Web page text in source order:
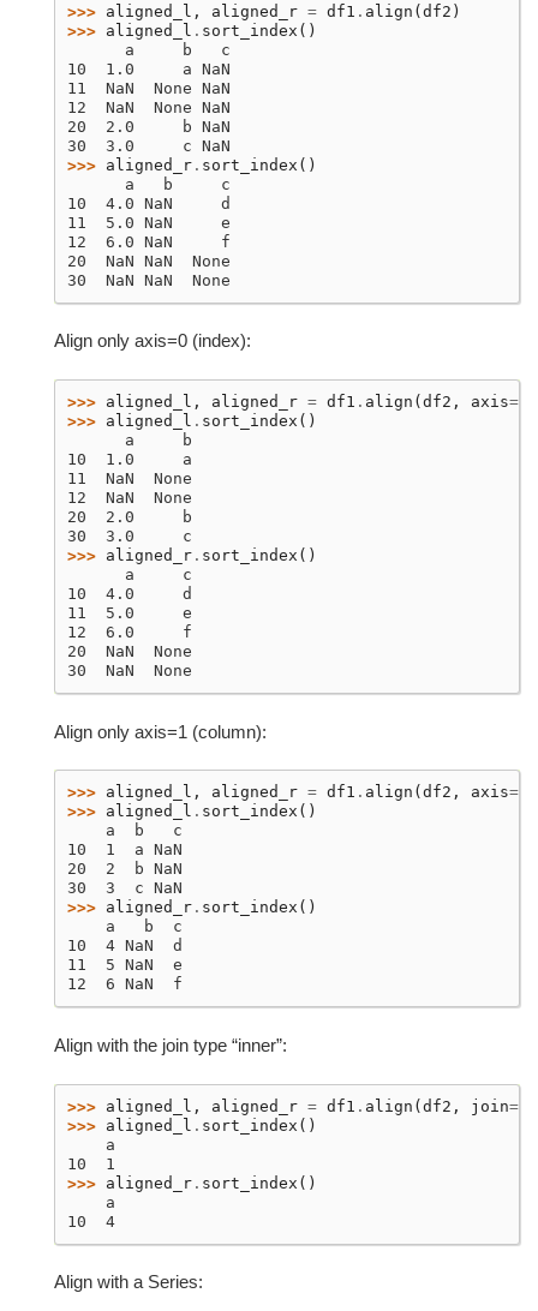
>>> aligned_l , aligned_r = df1 . align (df2 )
>>> aligned_l . sort_index ()
      a     b   c
10  1.0     a NaN
11  NaN  None NaN
12  NaN  None NaN
20  2.0     b NaN
30  3.0     c NaN
>>> aligned_r . sort_index ()
      a   b     c
10  4.0 NaN     d
11  5.0 NaN     e
12  6.0 NaN     f
20  NaN NaN  None
30  NaN NaN  None
Align only axis=0 (index):
>>> aligned_l , aligned_r = df1 . align ( df2 , axis=
>>> aligned_l . sort_index ()
      a     b
10  1.0     a
11  NaN  None
12  NaN  None
20  2.0     b
30  3.0     c
>>> aligned_r . sort_index ()
      a     c
10  4.0     d
11  5.0     e
12  6.0     f
20  NaN  None
30  NaN  None
Align only axis=1 (column):
>>> aligned_l , aligned_r = df1 . align ( df2 , axis=
>>> aligned_l . sort_index ()
    a  b   c
10  1  a NaN
20  2  b NaN
30  3  c NaN
>>> aligned_r . sort_index ()
    a   b  c
10  4 NaN  d
11  5 NaN  e
12  6 NaN  f
Align with the join type “inner”:
>>> aligned_l , aligned_r = df1 . align (df2 , join=
>>> aligned_l . sort_index ()
    a
10  1
>>> aligned_r . sort_index ()
    a
10  4
Align with a Series: